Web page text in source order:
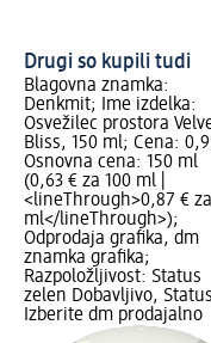
Drugi so kupili tudi
Blagovna znamka:
Denkmit; Ime izdelka:
Osvežilec prostora
Bliss, 150 ml; Cena:
Osnovna cena: 150 ml
(0,63 € za 100 ml |
<lineThrough>0,87 €
ml</lineThrough>);
Odprodaja grafika, dm
znamka grafika;
Razpoložljivost: Status
zelen Dobavljivo,
Izberite dm prodajalno